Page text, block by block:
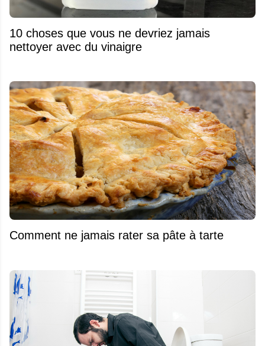
10 choses que vous ne devriez jamais
nettoyer avec du vinaigre
Comment ne jamais rater sa pâte à tarte